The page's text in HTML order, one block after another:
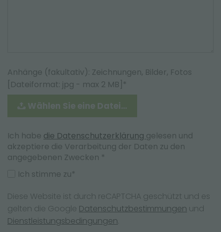
Anhänge (fakultativ): Zeichnungen, Bilder, Fotos
[Dateiformat: jpg - max 2 MB]*
Wählen Sie eine Datei…
Ich habe die Datenschutzerklärung gelesen und
akzeptiere die Verarbeitung der Daten zu den
angegebenen Zwecken *
Ich stimme zu*
Diese Website ist durch reCAPTCHA geschützt und es
gelten die Google Datenschutzbestimmungen und
Dienstleistungsbedingungen